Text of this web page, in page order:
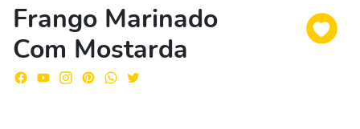
Frango Marinado
Com Mostarda
Comece adicionando o peito de